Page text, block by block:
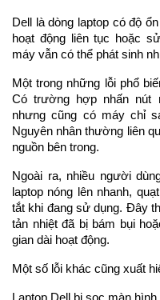
Dell là dòng laptop có độ
hoạt động liên tục hoặc
máy vẫn có thể phát sinh
Một trong những lỗi phổ
Có trường hợp nhấn nút
nhưng cũng có máy chỉ
Nguyên nhân thường liên
nguồn bên trong.
Ngoài ra, nhiều người
laptop nóng lên nhanh,
tắt khi đang sử dụng. Đây
tản nhiệt đã bị bám bụi
gian dài hoạt động.
Một số lỗi khác cũng xuất